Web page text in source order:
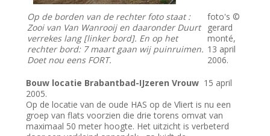
Op de borden van de rechter foto staat :
Zooi van Van Wanrooij en daaronder Duurt
verrekes lang [linker bord]. En op het
rechter bord: 7 maart gaan wij puinruimen.
Doet nou eens FORT.
foto's ©
gerard
monté,
13 april
2006.
Bouw locatie Brabantbad-IJzeren Vrouw 15 april
2005.
Op de locatie van de oude HAS op de Vliert is nu een
groep van flats voorzien die drie torens omvat van
maximaal 50 meter hoogte. Het uitzicht is verbeterd